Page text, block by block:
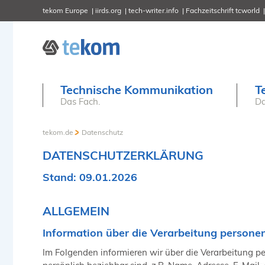
tekom Europe iirds.org tech-writer.info Fachzeitschrift tcworld
Technische Kommunikation
Das Fach.
tekom.de Datenschutz
DATENSCHUTZERKLÄRUNG
Stand: 09.01.2026
ALLGEMEIN
Information über die Verarbeitung
Im Folgenden informieren wir über die Verarbeitung